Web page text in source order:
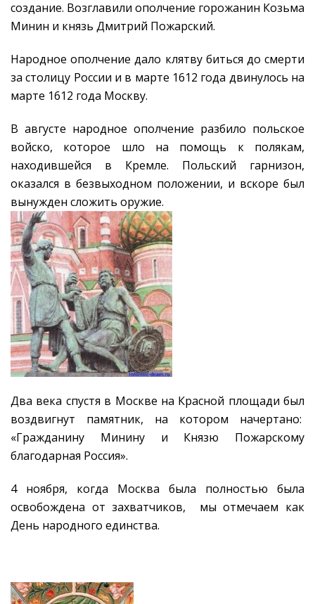
создание. Возглавили ополчение горожанин Козьма
Минин и князь Дмитрий Пожарский.
Народное ополчение дало клятву биться до смерти
за столицу России и в марте 1612 года двинулось на
марте 1612 года Москву.
В августе народное ополчение разбило польское
войско, которое шло на помощь к полякам,
находившейся в Кремле. Польский гарнизон,
оказался в безвыходном положении, и вскоре был
вынужден сложить оружие.
Два века спустя в Москве на Красной площади был
воздвигнут памятник, на котором начертано:
«Гражданину Минину и Князю Пожарскому
благодарная Россия».
4 ноября, когда Москва была полностью была
освобождена от захватчиков, мы отмечаем как
День народного единства.